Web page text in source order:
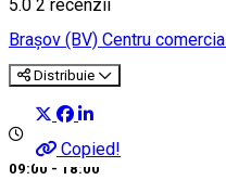
5.0 2 recenzii
Braşov (BV) Centru comercial
Distribuie
Copied!
09:00 - 18:00